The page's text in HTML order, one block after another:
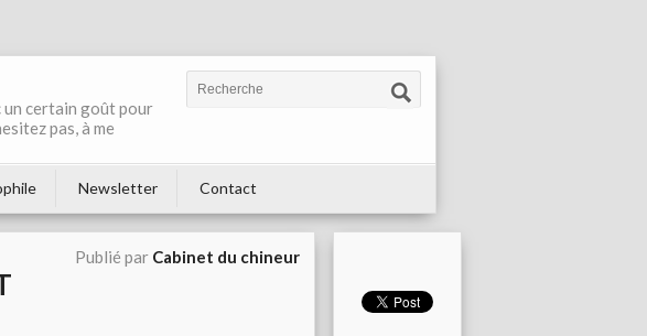
un certain goût pour
pas, à me
Newsletter Contact
Publié par Cabinet du chineur